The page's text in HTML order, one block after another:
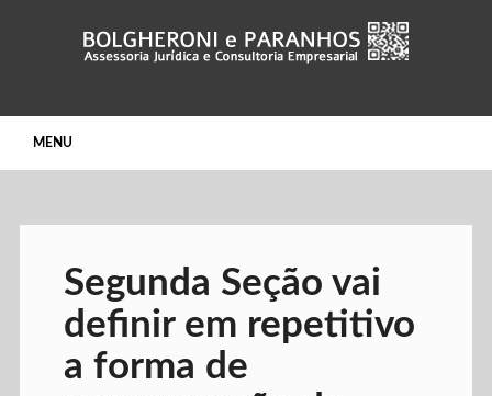
Main menu
MENU
Segunda Seção vai
definir em repetitivo
a forma de